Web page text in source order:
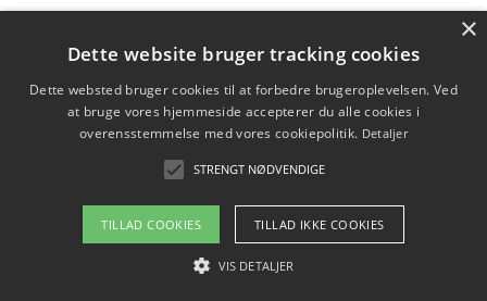
transport og nedbringe CO2-udledning
Copyright 2026 - Pilanto Aps
Om / kontakt
×
Dette website bruger tracking cookies
Dette websted bruger cookies til at forbedre brugeroplevelsen. Ved
at bruge vores hjemmeside accepterer du alle cookies i
overensstemmelse med vores cookiepolitik. Detaljer
STRENGT NØDVENDIGE
TILLAD COOKIES TILLAD IKKE COOKIES
VIS DETALJER